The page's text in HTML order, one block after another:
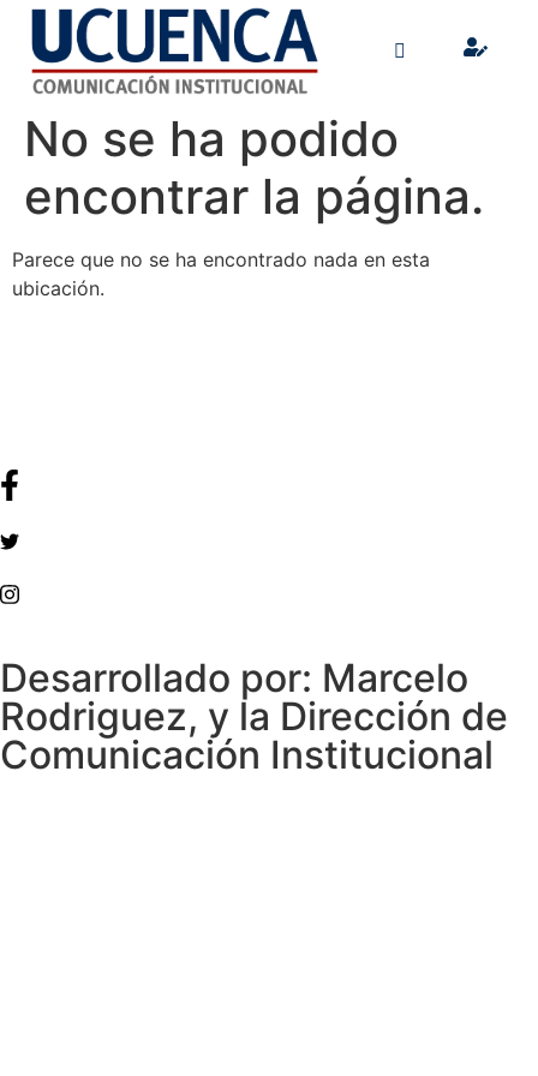
No se ha podido
encontrar la página.
Parece que no se ha encontrado nada en esta
ubicación.
Desarrollado por: Marcelo
Rodriguez, y la Dirección de
Comunicación Institucional